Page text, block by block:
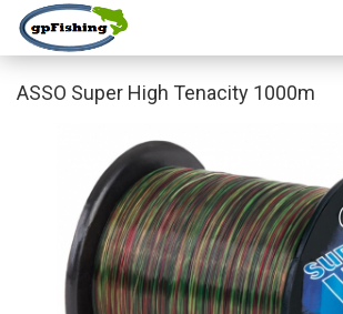
ASSO Super High Tenacity 1000m